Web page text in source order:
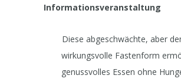
Informationsveranstaltung
Diese abgeschwächte, aber
wirkungsvolle Fastenform
genussvolles Essen ohne